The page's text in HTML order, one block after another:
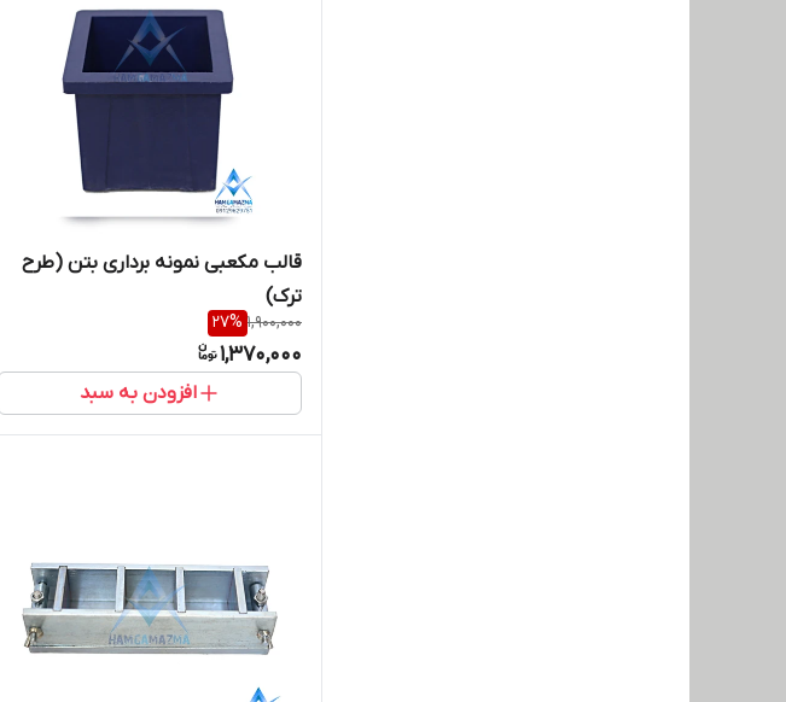
قالب مکعبی نمونه برداری بتن (طرح
ترک)
1,900,000
27%
1,370,000
افزودن به سبد